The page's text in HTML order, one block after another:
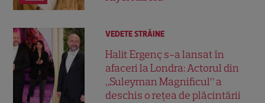
VEDETE STRĂINE
Halit Ergenç s-a lansat în
afaceri la Londra: Actorul din
„Suleyman Magnificul” a
deschis o rețea de plăcintării